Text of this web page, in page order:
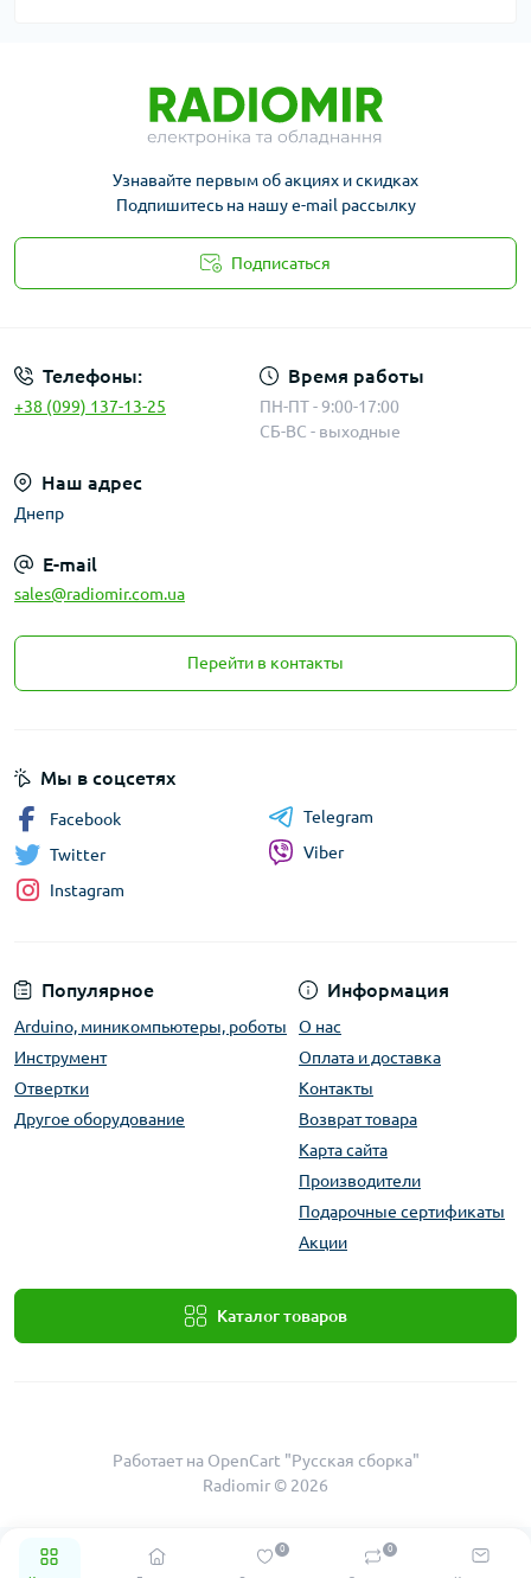
0 0
Узнавайте первым об акциях и скидках
Подпишитесь на нашу e-mail рассылку
Подписаться
Телефоны:
+38 (099) 137-13-25
Время работы
ПН-ПТ - 9:00-17:00
СБ-ВС - выходные
Наш адрес
Днепр
E-mail
sales@radiomir.com.ua
Перейти в контакты
Популярное
Arduino, миникомпьютеры, роботы
Инструмент
Отвертки
Другое оборудование
Информация
О нас
Оплата и доставка
Контакты
Возврат товара
Карта сайта
Производители
Подарочные сертификаты
Акции
Каталог товаров
Мы в соцсетях
Facebook
Twitter
Instagram
Telegram
Viber
Работает на OpenCart "Русская сборка"
Radiomir © 2026